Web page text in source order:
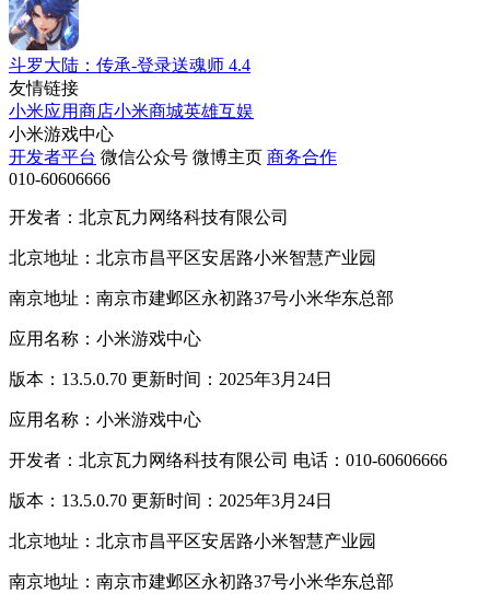
斗罗大陆：传承-登录送魂师 4.4
友情链接
小米应用商店小米商城英雄互娱
小米游戏中心
开发者平台 微信公众号 微博主页 商务合作
010-60606666
开发者：北京瓦力网络科技有限公司
北京地址：北京市昌平区安居路小米智慧产业园
南京地址：南京市建邺区永初路37号小米华东总部
应用名称：小米游戏中心
版本：13.5.0.70 更新时间：2025年3月24日
应用名称：小米游戏中心
开发者：北京瓦力网络科技有限公司 电话：010-60606666
版本：13.5.0.70 更新时间：2025年3月24日
北京地址：北京市昌平区安居路小米智慧产业园
南京地址：南京市建邺区永初路37号小米华东总部